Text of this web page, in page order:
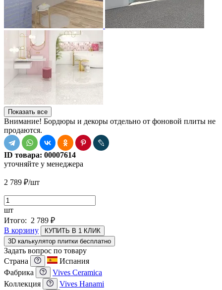
Показать все
Внимание! Бордюры и декоры отдельно от фоновой плиты не
продаются.
ID товара: 00007614
уточняйте у менеджера
2 789 ₽/шт
шт
Итого: 2 789 ₽
В корзину
КУПИТЬ В 1 КЛИК
3D калькулятор плитки бесплатно
Задать вопрос по товару
Страна
Испания
Фабрика
Vives Ceramica
Коллекция
Vives Hanami